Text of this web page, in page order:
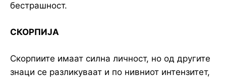
бестрашност.
СКОРПИЈА
Скорпиите имаат силна личност, но од другите
знаци се разликуваат и по нивниот интензитет,